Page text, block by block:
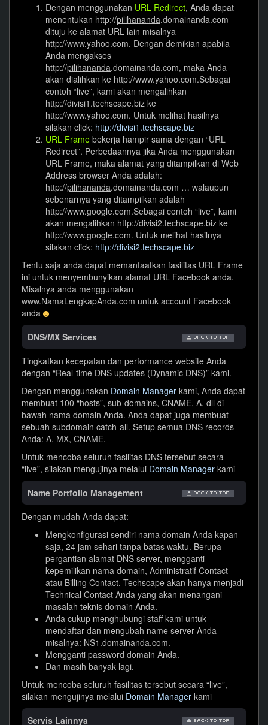
Dengan menggunakan URL Redirect, Anda dapat
menentukan http://pilihananda.domainanda.com
dituju ke alamat URL lain misalnya
http://www.yahoo.com. Dengan demikian apabila
Anda mengakses
http://pilihananda.domainanda.com, maka Anda
akan dialihkan ke http://www.yahoo.com.Sebagai
contoh “live”, kami akan mengalihkan
http://divisi1.techscape.biz ke
http://www.yahoo.com. Untuk melihat hasilnya
silakan click: http://divisi1.techscape.biz
URL Frame bekerja hampir sama dengan “URL
Redirect”. Perbedaannya jika Anda menggunakan
URL Frame, maka alamat yang ditampilkan di Web
Address browser Anda adalah:
http://pilihananda.domainanda.com … walaupun
sebenarnya yang ditampilkan adalah
http://www.google.com.Sebagai contoh “live”, kami
akan mengalihkan http://divisi2.techscape.biz ke
http://www.google.com. Untuk melihat hasilnya
silakan click: http://divisi2.techscape.biz
Tentu saja anda dapat memanfaatkan fasilitas URL Frame
ini untuk menyembunyikan alamat URL Facebook anda.
Misalnya anda menggunakan
www.NamaLengkapAnda.com untuk account Facebook
anda
DNS/MX Services
Tingkatkan kecepatan dan performance website Anda
dengan “Real-time DNS updates (Dynamic DNS)” kami.
Dengan menggunakan Domain Manager kami, Anda dapat
membuat 100 “hosts”, sub-domains, CNAME, A, dll di
bawah nama domain Anda. Anda dapat juga membuat
sebuah subdomain catch-all. Setup semua DNS records
Anda: A, MX, CNAME.
Untuk mencoba seluruh fasilitas DNS tersebut secara
“live”, silakan mengujinya melalui Domain Manager kami
Name Portfolio Management
Dengan mudah Anda dapat:
Mengkonfigurasi sendiri nama domain Anda kapan
saja, 24 jam sehari tanpa batas waktu. Berupa
pergantian alamat DNS server, mengganti
kepemilikan nama domain, Administratif Contact
atau Billing Contact. Techscape akan hanya menjadi
Technical Contact Anda yang akan menangani
masalah teknis domain Anda.
Anda cukup menghubungi staff kami untuk
mendaftar dan mengubah name server Anda
misalnya: NS1.domainanda.com.
Mengganti password domain Anda.
Dan masih banyak lagi.
Untuk mencoba seluruh fasilitas tersebut secara “live”,
silakan mengujinya melalui Domain Manager kami
Servis Lainnya